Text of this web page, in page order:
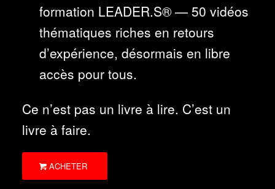
formation LEADER.S® — 50 vidéos
thématiques riches en retours
d’expérience, désormais en libre
accès pour tous.
Ce n’est pas un livre à lire. C’est un
livre à faire.
ACHETER